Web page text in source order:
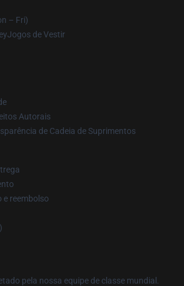
– Fri)
de Vestir
Autorais
de Cadeia de Suprimentos
e reembolso
pela nossa equipe de classe mundial.